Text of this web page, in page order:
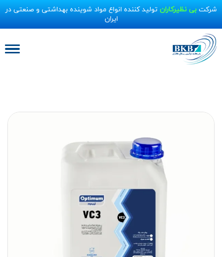
شرکت بی نظیرکاران تولید کننده انواع مواد شوینده بهداشتی و صنعتی در
ایران